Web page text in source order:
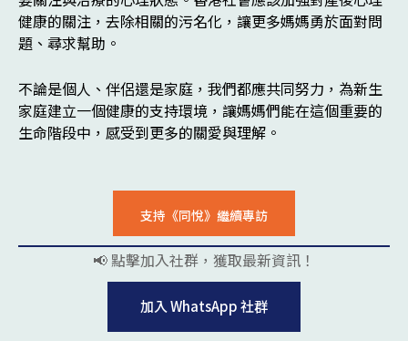
健康的關注，去除相關的污名化，讓更多媽媽勇於面對問
題、尋求幫助。
不論是個人、伴侶還是家庭，我們都應共同努力，為新生
家庭建立一個健康的支持環境，讓媽媽們能在這個重要的
生命階段中，感受到更多的關愛與理解。
支持《同悅》繼續專訪
📢 點擊加入社群，獲取最新資訊！
加入 WhatsApp 社群